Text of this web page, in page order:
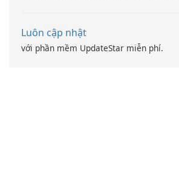
Luôn cập nhật
với phần mềm UpdateStar miễn phí.